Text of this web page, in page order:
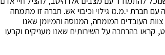
חברת י.מ.מ גילוי וכיבוי אש. חברה זו מתמחה
העובדים המומחה, המנוסה והמיומן שאנו
קראו בהרחבה על השירותים שאנו מעניקים וקבעו